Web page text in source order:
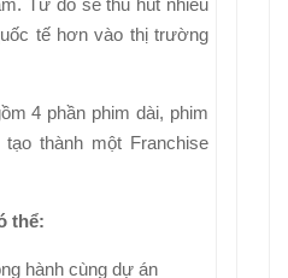
Từ đó sẽ thu hút nhiều
tế hơn vào thị trường
4 phần phim dài, phim
thành một Franchise
thể:
hành cùng dự án